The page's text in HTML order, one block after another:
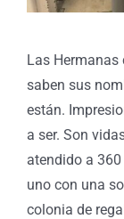
Las Hermanas
saben sus
están.
a ser. Son
atendido a
uno con una
colonia de